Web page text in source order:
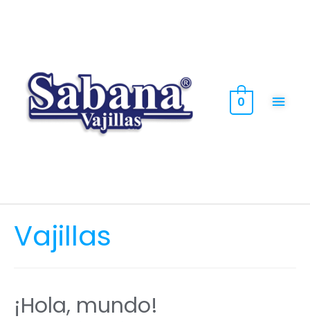
0
Vajillas
¡Hola, mundo!